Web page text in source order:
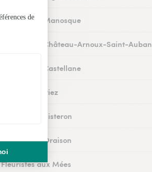
Fleuristes à Manosque
Fleuristes à Château-Arnoux-Saint-Auban
Fleuristes à Castellane
Fleuristes à Riez
Fleuristes à Sisteron
Fleuristes à Oraison
Fleuristes aux Mées